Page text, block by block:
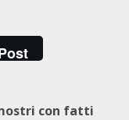
con fatti